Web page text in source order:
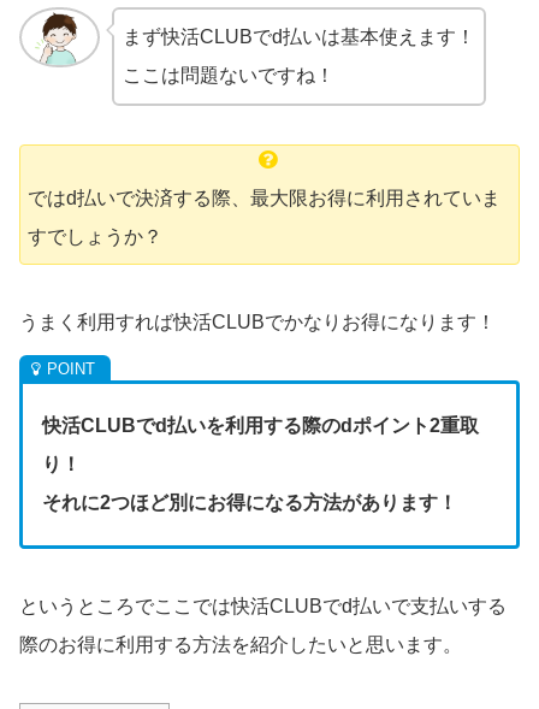
まず快活CLUBでd払いは基本使えます！
ここは問題ないですね！
ではd払いで決済する際、最大限お得に利用されていま
すでしょうか？
うまく利用すれば快活CLUBでかなりお得になります！
快活CLUBでd払いを利用する際のdポイント2重取
り！
それに2つほど別にお得になる方法があります！
というところでここでは快活CLUBでd払いで支払いする
際のお得に利用する方法を紹介したいと思います。